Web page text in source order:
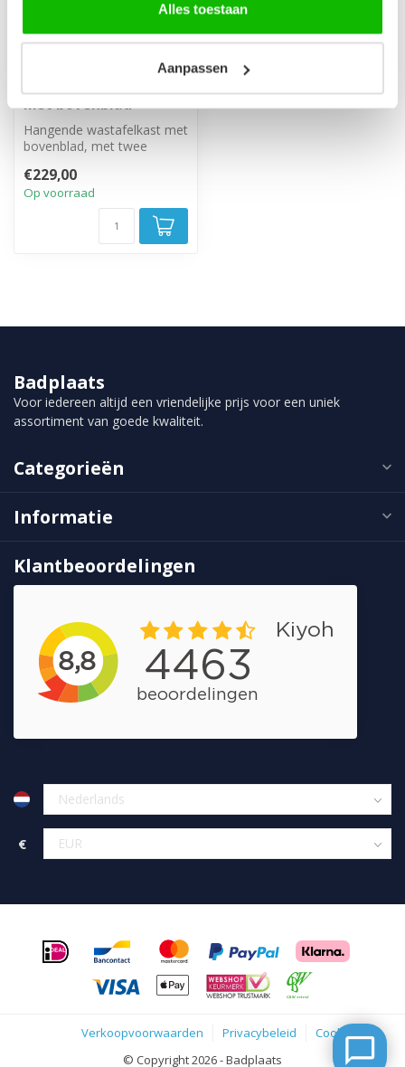
Alles toestaan
Aanpassen
Wastafelkast Angela
60 x 48 x 54 cm - eiken -
met bovenblad
Hangende wastafelkast met
bovenblad, met twee
€229,00
Op voorraad
Badplaats
Voor iedereen altijd een vriendelijke prijs voor een uniek
assortiment van goede kwaliteit.
Categorieën
Informatie
Klantbeoordelingen
€
Verkoopvoorwaarden Privacybeleid
Cookies
© Copyright 2026 - Badplaats